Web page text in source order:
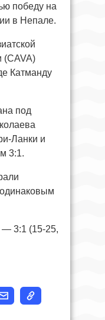
победу на
в Непале.
(CAVA)
Катманду
под
Ланки и
3:1.
3:1 (15-25,